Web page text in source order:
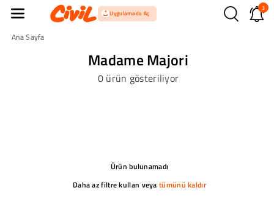
İçeriğe Atla Uygulamada Aç
3
Madame Majori
0 ürün gösteriliyor
Ana Sayfa
Ürün bulunamadı
Daha az filtre kullan veyatümünü kaldır